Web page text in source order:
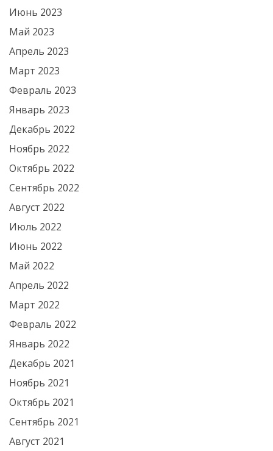
Июнь 2023
Май 2023
Апрель 2023
Март 2023
Февраль 2023
Январь 2023
Декабрь 2022
Ноябрь 2022
Октябрь 2022
Сентябрь 2022
Август 2022
Июль 2022
Июнь 2022
Май 2022
Апрель 2022
Март 2022
Февраль 2022
Январь 2022
Декабрь 2021
Ноябрь 2021
Октябрь 2021
Сентябрь 2021
Август 2021